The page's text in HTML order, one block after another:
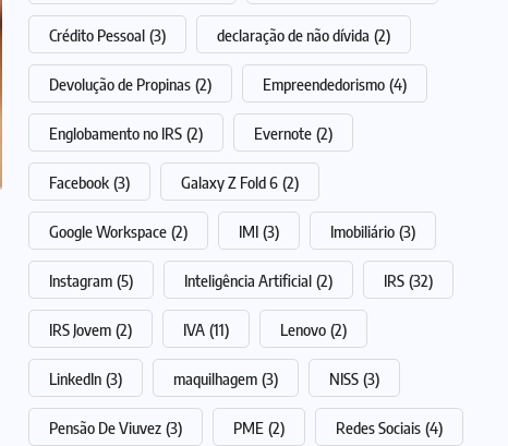
Crédito Pessoal (3) declaração de não dívida (2)
Devolução de Propinas (2) Empreendedorismo (4)
Englobamento no IRS (2) Evernote (2)
Facebook (3) Galaxy Z Fold 6 (2)
Google Workspace (2) IMI (3) Imobiliário (3)
Instagram (5) Inteligência Artificial (2) IRS (32)
IRS Jovem (2) IVA (11) Lenovo (2)
LinkedIn (3) maquilhagem (3) NISS (3)
Pensão De Viuvez (3) PME (2) Redes Sociais (4)